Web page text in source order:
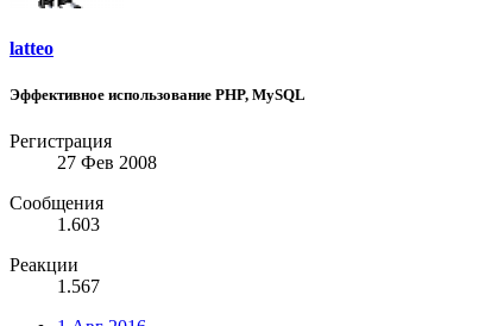
latteo
Эффективное использование PHP, MySQL
Регистрация
27 Фев 2008
Сообщения
1.603
Реакции
1.567